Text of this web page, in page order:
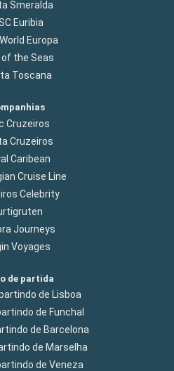
Smeralda
Euribia
Europa
of the Seas
Toscana
Cruzeiros
Cruzeiros
Caribean
Cruise Line
Celebrity
Journeys
Voyages
de partida
de Lisboa
de Funchal
de Barcelona
de Marselha
de Veneza